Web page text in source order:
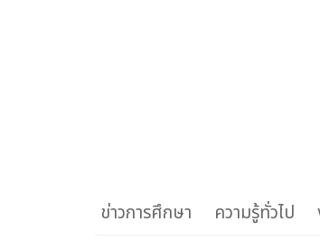
ข่าวการศึกษา ความรู้ทั่วไป